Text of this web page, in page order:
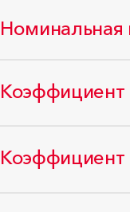
Номинальная
Коэффициент
Коэффициент